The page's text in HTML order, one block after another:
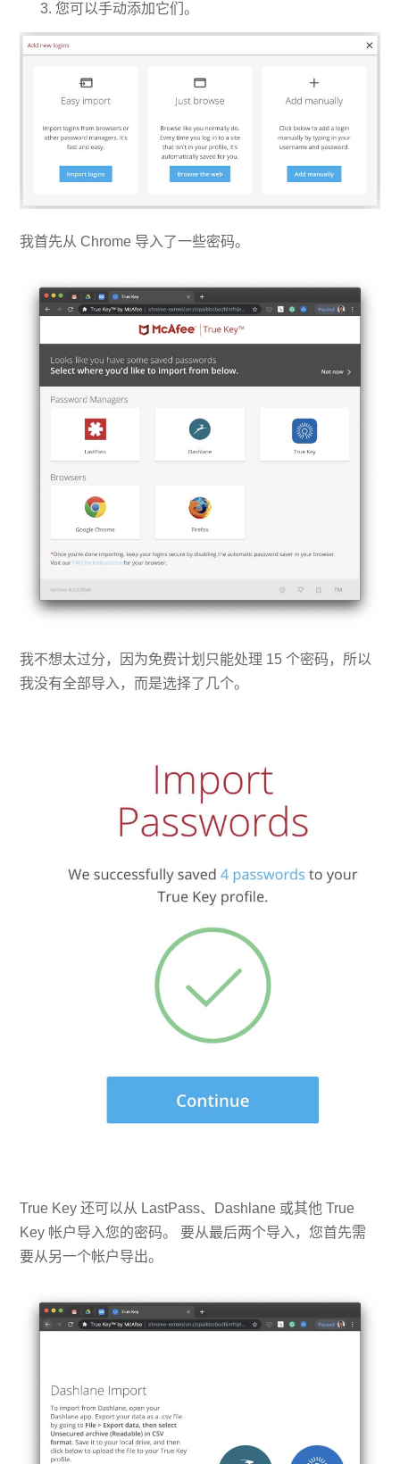
您可以手动添加它们。
我首先从 Chrome 导入了一些密码。
我不想太过分，因为免费计划只能处理 15 个密码，所以
我没有全部导入，而是选择了几个。
True Key 还可以从 LastPass、Dashlane 或其他 True
Key 帐户导入您的密码。 要从最后两个导入，您首先需
要从另一个帐户导出。